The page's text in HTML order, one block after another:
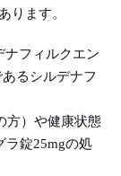
ります。
ナフィルクエン
るシルデナフ
方）や健康状態
ラ錠25mgの処